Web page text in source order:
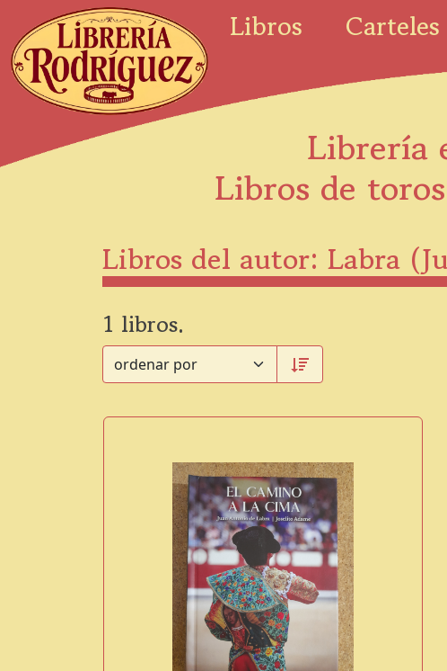
Libros Carteles
Librería
Libros de
Libros del autor: Labra
1 libros.